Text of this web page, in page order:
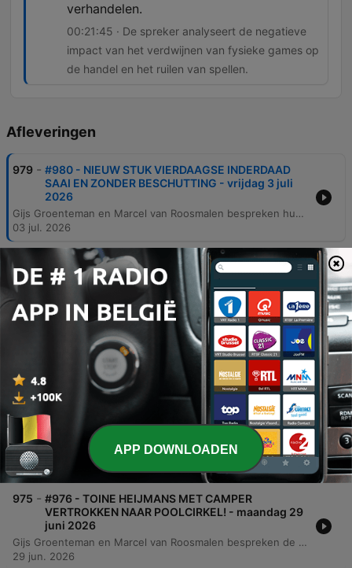
verhandelen.
00:21:45 · De spreker analyseert de negatieve
impact van het verdwijnen van fysieke games op
de handel en het ruilen van spellen.
Afleveringen
979 - #980 - NIEUW STUK VIERDAAGSE INDERDAAD
SAAI EN ZONDER BESCHUTTING - vrijdag 3 juli
2026
Gijs Groenteman en Marcel van Roosmalen bespreken hun vermoeidheid na een intensief jaar en de komst van de vakantie. De aflevering behandelt diverse actuele onderwerpen, van de voordelen van thuisbatterijen en de nieuwe wachttijden op Schiphol tot de opkomst van fatbikes in Almere en de politieke besluitvorming in het Vaticaan. Daarnaast reflecteren ze op de kwaliteit van de journalistiek en de impact van de stop op fysieke PlayStation-spellen door Sony.
03 jul. 2026
#979 - NIJENHUIS EN REMARQUE ZETTEN BIJL IN
9 TOT 5-MENTALITEIT AD-JOURNALISTEN -
donderdag 2 juli 2026
In deze aflevering bespreken Gijs en Marcel de invoering van een kleiner stembiljet bij de Europese verkiezingen en de impact van MadSleeps producten op slaapcomfort. Daarnaast behandelen ze het nieuws over de lagere hekken op de Hoge Veluwe om de wildstand te reguleren. Verder wordt het 'IJzerenhekkenakkoord' op de Veluwe en de impact op de natuur en bewoners besproken, evenals de acteerprestaties in de serie Baantje. Tot slot wordt de kritiek van journalist Hans Nijhuis op de werkethiek van de nieuwe generatie journalisten en lokale tradities in Velp behandeld.
02 jul. 2026
#978 - TOXISCHE WERKSFEER IN ZEIST JAAGT
RONALD KOEMAN WEG - woensdag 1 juli 2026
Gijs Groenteman en Marcel van Roosmalen bespreken de impact van schermtijd op jonge kinderen en de voordelen van grote schermen, gevolgd door een aanbieding voor MadSleeps matrassen. Daarnaast wordt er gekeken naar de protesten in de Arnhemse wijk Geitenkamp tegen een 24-uurs sportschool. De sprekers behandelen diverse nieuwsitems, van de Olympische Spelen in Heerenveen en de zakelijke strategieën van Donald Trump tot de stijgende kosten voor pakketjes uit China. Tot slot wordt de kritische sfeer binnen de KNVB en de impact van speculaties over de bondscoach besproken.
01 jul. 2026
976 -
#977 - JUSTIN KLUIVERT HAD PENALTY BETER
MOETEN MIKKEN - dinsdag 30 juni 2026
Gijs Groenteman en Marcel van Roosmalen bespreken de teleurstellende prestaties van het Nederlands voetbalelftal tijdens het WK, met specifieke aandacht voor gemiste penalty's. Daarnaast behandelen ze diverse nieuwsitems, waaronder de spanning op het Arnhemse stroomnet, een fraudezaak bij Netflix en de kritiek van Tom de Graaf op het politieke systeem. Verder gaan de sprekers in op de problematiek van anonieme bronnen in de journalistiek en de impact daarvan op reputaties. Ook worden diverse nieuwtjes gedeeld, zoals een fietsongeluk van Thijs van den Brink.
30 jun. 2026
975 - #976 - TOINE HEIJMANS MET CAMPER
VERTROKKEN NAAR POOLCIRKEL! - maandag 29
juni 2026
Gijs Groenteman en Marcel van Roosmalen bespreken de extreme hitte in Oostenrijk en de impact daarvan op het dagelijks leven. Daarnaast gaat het gesprek over de staat van de grasmat in het GelreDome van Vitesse en de moeizame relatie tussen de club en de KNVB. De podcast behandelt verder diverse onderwerpen, variërend van de impact van Dentalfit op bekende voetballers en technologische vooruitgang in de Oekraïense oorlog tot de nieuwe journalistieke serie van Twan Heijmans. Tot slot wordt er stilgestaan bij de Spaanse vernieuwing bij Ajax en de verwachtingen voor de wedstrijd tussen Nederland en Marokko.
29 jun. 2026
APP DOWNLOADEN